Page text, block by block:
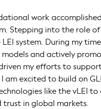
work
Stepping into the role of
system. During my time
and actively
my efforts to
excited to build on
like the vLEI to
trust in global markets.